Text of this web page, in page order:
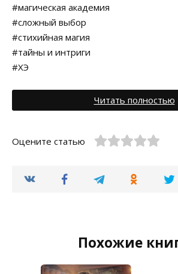
#магическая академия
#сложный выбор
#стихийная магия
#тайны и интриги
#ХЭ
Читать полностью
Оцените статью
Похожие